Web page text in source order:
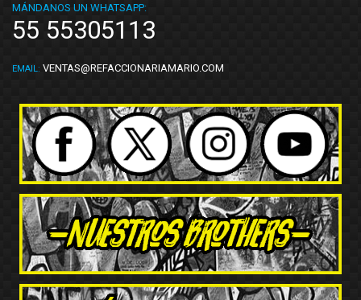
MÁNDANOS UN WHATSAPP:
55 55305113
EMAIL: VENTAS@REFACCIONARIAMARIO.COM